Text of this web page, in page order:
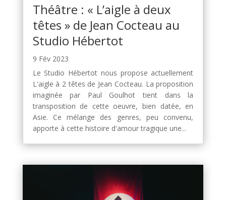
Théâtre : « L’aigle à deux
têtes » de Jean Cocteau au
Studio Hébertot
9 Fév 2023
Le Studio Hébertot nous propose actuellement
L'aigle à 2 têtes de Jean Cocteau. La proposition
imaginée par Paul Goulhot tient dans la
transposition de cette oeuvre, bien datée, en
Asie. Ce mélange des genres, peu convenu,
apporte à cette histoire d'amour tragique une...